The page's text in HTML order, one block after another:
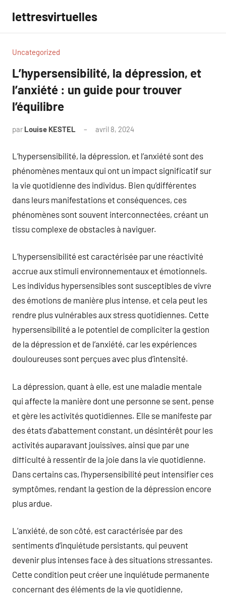
contenu
lettresvirtuelles
Uncategorized
L’hypersensibilité, la dépression, et
l’anxiété : un guide pour trouver
l’équilibre
par Louise KESTEL avril 8, 2024
L’hypersensibilité, la dépression, et l’anxiété sont des
phénomènes mentaux qui ont un impact significatif sur
la vie quotidienne des individus. Bien qu’différentes
dans leurs manifestations et conséquences, ces
phénomènes sont souvent interconnectées, créant un
tissu complexe de obstacles à naviguer.
L’hypersensibilité est caractérisée par une réactivité
accrue aux stimuli environnementaux et émotionnels.
Les individus hypersensibles sont susceptibles de vivre
des émotions de manière plus intense, et cela peut les
rendre plus vulnérables aux stress quotidiennes. Cette
hypersensibilité a le potentiel de compliciter la gestion
de la dépression et de l’anxiété, car les expériences
douloureuses sont perçues avec plus d’intensité.
La dépression, quant à elle, est une maladie mentale
qui affecte la manière dont une personne se sent, pense
et gère les activités quotidiennes. Elle se manifeste par
des états d’abattement constant, un désintérêt pour les
activités auparavant jouissives, ainsi que par une
difficulté à ressentir de la joie dans la vie quotidienne.
Dans certains cas, l’hypersensibilité peut intensifier ces
symptômes, rendant la gestion de la dépression encore
plus ardue.
L’anxiété, de son côté, est caractérisée par des
sentiments d’inquiétude persistants, qui peuvent
devenir plus intenses face à des situations stressantes.
Cette condition peut créer une inquiétude permanente
concernant des éléments de la vie quotidienne,